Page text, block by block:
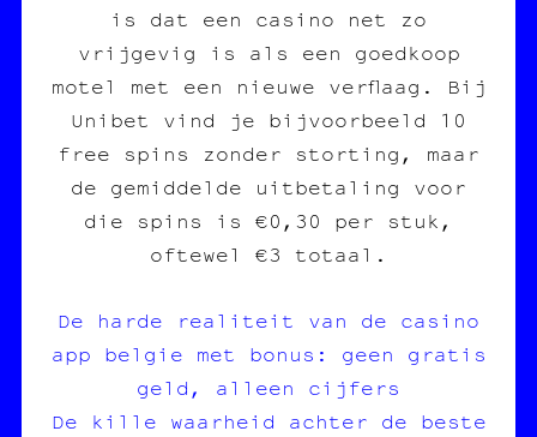
is dat een casino net zo
vrijgevig is als een goedkoop
motel met een nieuwe verflaag. Bij
Unibet vind je bijvoorbeeld 10
free spins zonder storting, maar
de gemiddelde uitbetaling voor
die spins is €0,30 per stuk,
oftewel €3 totaal.
De harde realiteit van de casino
app belgie met bonus: geen gratis
geld, alleen cijfers
De kille waarheid achter de beste